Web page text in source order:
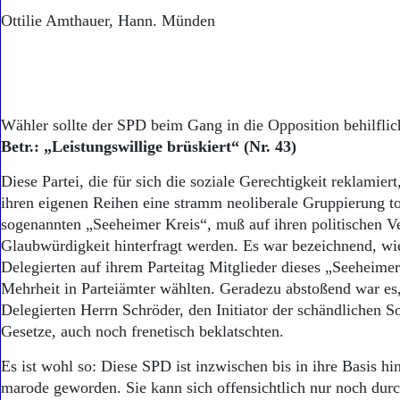
Ottilie Amthauer, Hann. Münden
Wähler sollte der SPD beim Gang in die Opposition
Betr.: „Leistungswillige brüskiert“ (Nr. 43)
Diese Partei, die für sich die soziale Gerechtigkeit
ihren eigenen Reihen eine stramm neoliberale Gruppierung
sogenannten „Seeheimer Kreis“, muß auf ihren politischen
Glaubwürdigkeit hinterfragt werden. Es war bezeichnend,
Delegierten auf ihrem Parteitag Mitglieder dieses
Mehrheit in Parteiämter wählten. Geradezu abstoßend war
Delegierten Herrn Schröder, den Initiator der schändlichen
Gesetze, auch noch frenetisch beklatschten.
Es ist wohl so: Diese SPD ist inzwischen bis in ihre Basis
marode geworden. Sie kann sich offensichtlich nur noch